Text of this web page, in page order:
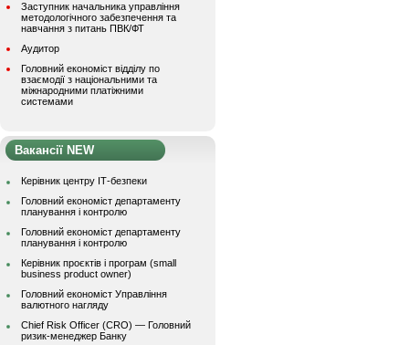
Заступник начальника управління
методологічного забезпечення та
навчання з питань ПВК/ФТ
Аудитор
Головний економіст відділу по
взаємодії з національними та
міжнародними платіжними
системами
Вакансії NEW
Керівник центру ІТ-безпеки
Головний економіст департаменту
планування і контролю
Головний економіст департаменту
планування і контролю
Керівник проєктів і програм (small
business product owner)
Головний економіст Управління
валютного нагляду
Chief Risk Officer (CRO) — Головний
ризик-менеджер Банку